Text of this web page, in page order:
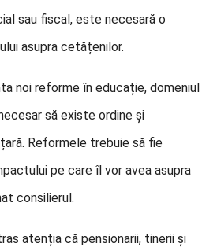
sau fiscal, este necesară o
asupra cetățenilor.
noi reforme în educație, domeniul
să existe ordine și
Reformele trebuie să fie
pe care îl vor avea asupra
consilierul.
atenția că pensionarii, tinerii și